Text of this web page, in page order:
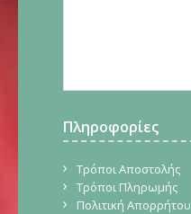
Πληροφορίες
Τρόποι Αποστολής
Τρόποι Πληρωμής
Πολιτική Απορρήτου